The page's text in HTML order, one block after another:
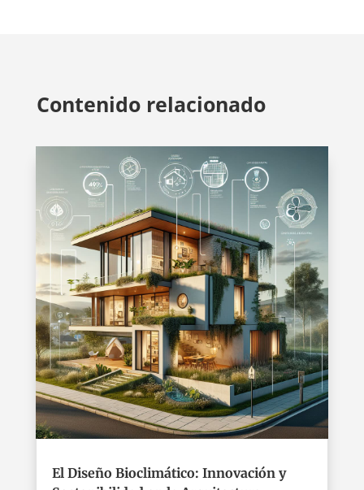
Contenido relacionado
El Diseño Bioclimático: Innovación y